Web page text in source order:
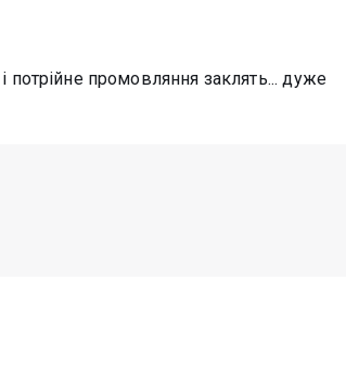
потрійне промовляння заклять... дуже